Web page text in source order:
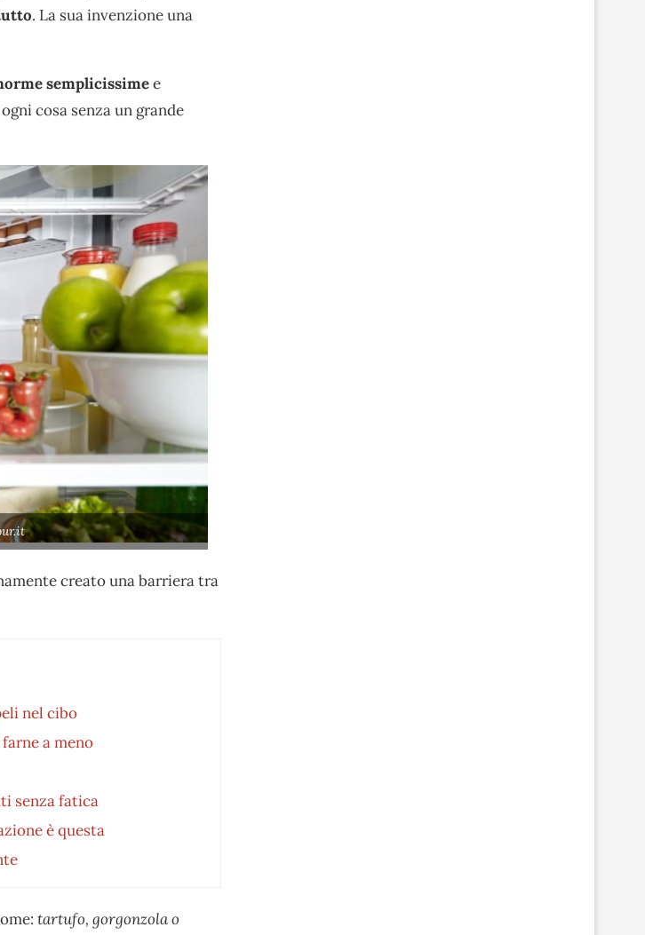
. La sua invenzione una
semplicissimee
cosa senza un grande
creato una barriera tra
nel cibo
a meno
senza fatica
è questa
tartufo, gorgonzola o